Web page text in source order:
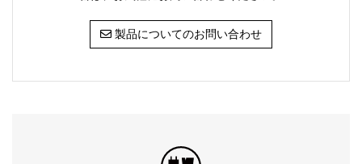
製品についてのお問い合わせ